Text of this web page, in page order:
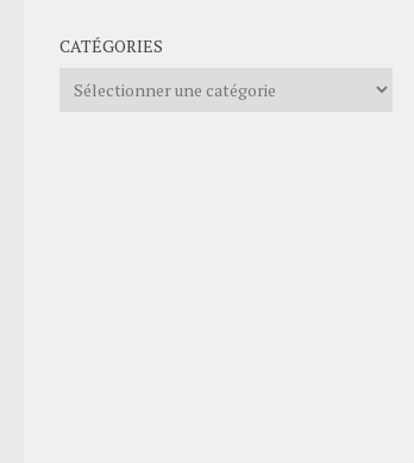
CATÉGORIES
Catégories